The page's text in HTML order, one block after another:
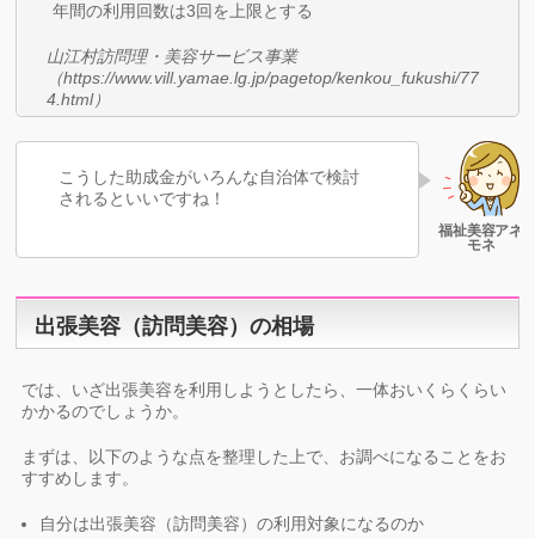
年間の利用回数は3回を上限とする
山江村訪問理・美容サービス事業
（https://www.vill.yamae.lg.jp/pagetop/kenkou_fukushi/77
4.html）
こうした助成金がいろんな自治体で検討
されるといいですね！
出張美容（訪問美容）の相場
では、いざ出張美容を利用しようとしたら、一体おいくらくらい
かかるのでしょうか。
まずは、以下のような点を整理した上で、お調べになることをお
すすめします。
自分は出張美容（訪問美容）の利用対象になるのか